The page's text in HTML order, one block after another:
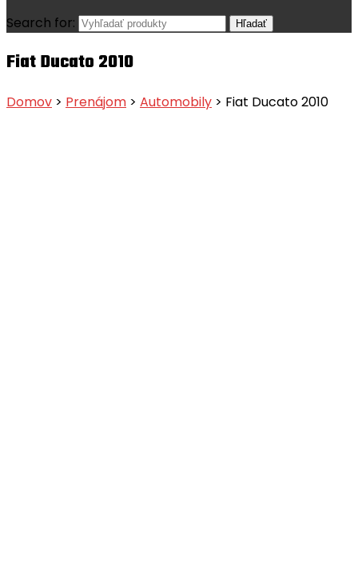
Search for:
Fiat Ducato 2010
Domov > Prenájom > Automobily > Fiat Ducato 2010